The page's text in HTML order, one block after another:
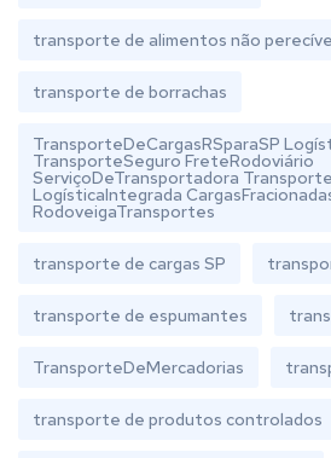
transporte de alimentos não
transporte de borrachas
TransporteDeCargasRSparaSP
TransporteSeguro FreteRodoviário
ServiçoDeTransportadora
LogísticaIntegrada
RodoveigaTransportes
transporte de cargas SP
transporte de espumantes
TransporteDeMercadorias
transporte de produtos controlados